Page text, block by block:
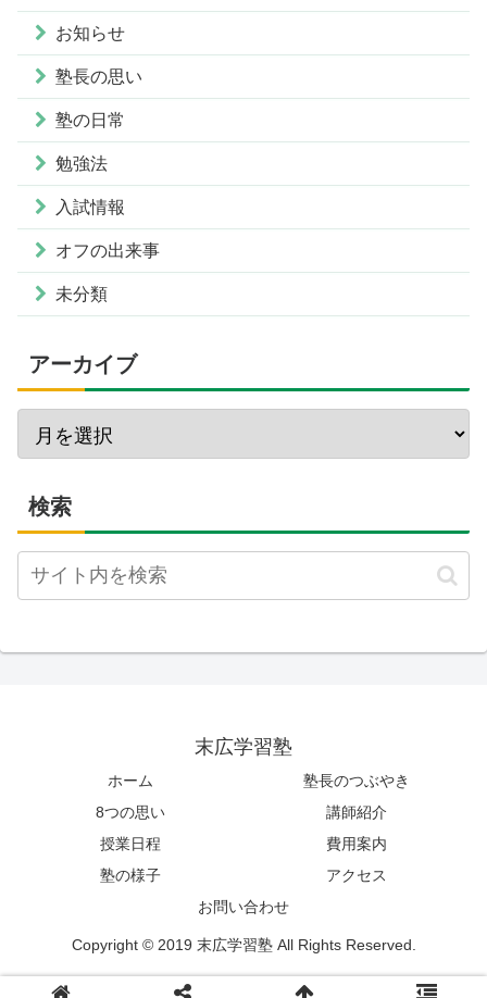
お知らせ
塾長の思い
塾の日常
勉強法
入試情報
オフの出来事
未分類
アーカイブ
検索
末広学習塾
ホーム
塾長のつぶやき
8つの思い
講師紹介
授業日程
費用案内
塾の様子
アクセス
お問い合わせ
Copyright © 2019 末広学習塾 All Rights Reserved.